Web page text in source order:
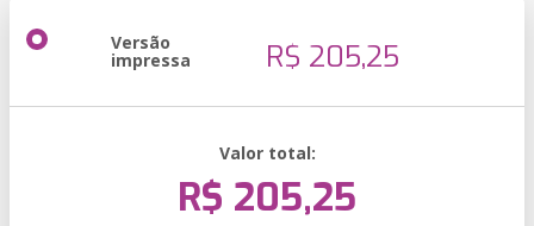
Versão
impressa R$ 205,25
Valor total:
R$ 205,25